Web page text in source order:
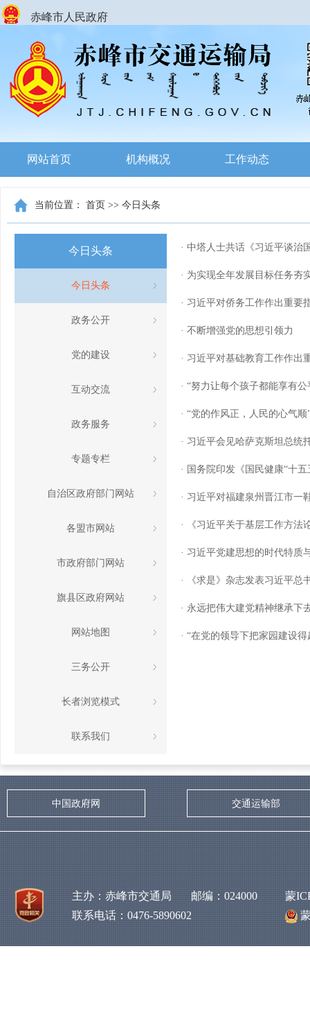
赤峰市人民政府
网站首页 机构概况 工作动态
当前位置： 首页 >> 今日头条
今日头条
今日头条
政务公开
党的建设
互动交流
政务服务
专题专栏
自治区政府部门网站
各盟市网站
市政府部门网站
旗县区政府网站
网站地图
三务公开
长者浏览模式
联系我们
· 中塔人士共话《习近平谈治
· 为实现全年发展目标任务
· 习近平对侨务工作作出重要
· 不断增强党的思想引领力
· 习近平对基础教育工作作出
· “努力让每个孩子都能享有
· “党的作风正，人民的心气
· 习近平会见哈萨克斯坦总统
· 国务院印发《国民健康“十五
· 习近平对福建泉州晋江市一
· 《习近平关于基层工作方法
· 习近平党建思想的时代特质
· 《求是》杂志发表习近平总
· 永远把伟大建党精神继承
· “在党的领导下把家园建设
中国政府网 交通运输部
主办：赤峰市交通局 邮编：024000
联系电话：0476-5890602
蒙